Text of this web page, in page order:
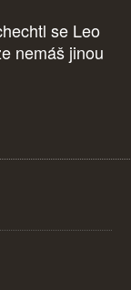
se Leo
nemáš jinou